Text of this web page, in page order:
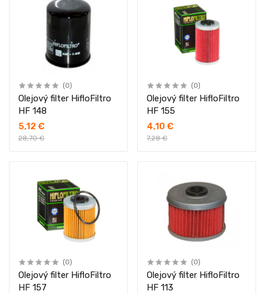
(0)
Olejový filter HifloFiltro
HF 148
5,12 €
28,70 €
(0)
Olejový filter HifloFiltro
HF 155
4,10 €
7,28 €
(0)
Olejový filter HifloFiltro
HF 157
(0)
Olejový filter HifloFiltro
HF 113